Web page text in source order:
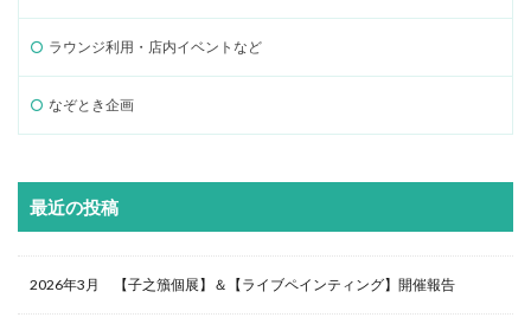
ラウンジ利用・店内イベントなど
なぞとき企画
最近の投稿
2026年3月 【子之籏個展】＆【ライブペインティング】開催報告